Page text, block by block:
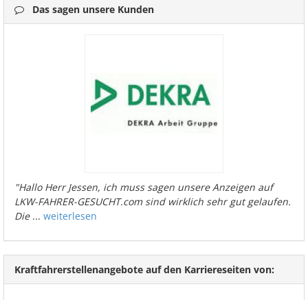
Das sagen unsere Kunden
"Hallo Herr Jessen, ich muss sagen unsere Anzeigen auf
LKW-FAHRER-GESUCHT.com sind wirklich sehr gut gelaufen.
Die... weiterlesen
Kraftfahrerstellenangebote auf den Karriereseiten von: